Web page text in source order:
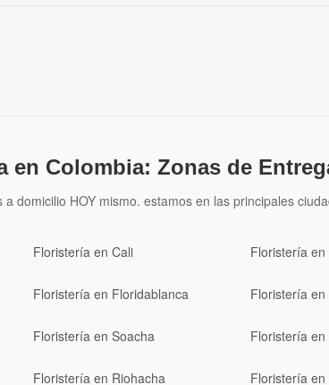
en Colombia: Zonas de
a domicilio HOY mismo. estamos en las principales
Floristería en Cali Floristería en
Floristería en Floridablanca Floristería en
Floristería en Soacha Floristería en
Floristería en Riohacha Floristería